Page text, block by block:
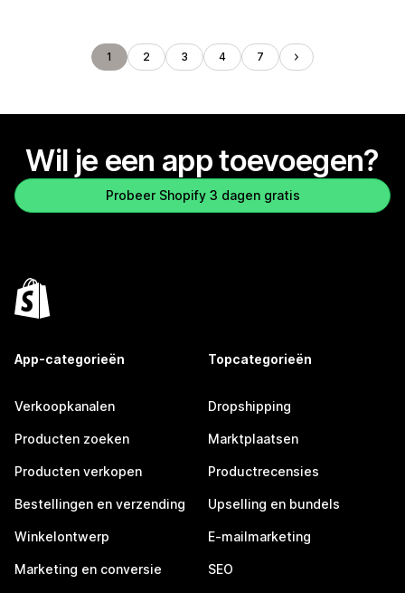
1 2 3 4 7
Wil je een app toevoegen?
Probeer Shopify 3 dagen gratis
App-categorieën
Verkoopkanalen
Producten zoeken
Producten verkopen
Bestellingen en verzending
Winkelontwerp
Marketing en conversie
Topcategorieën
Dropshipping
Marktplaatsen
Productrecensies
Upselling en bundels
E-mailmarketing
SEO